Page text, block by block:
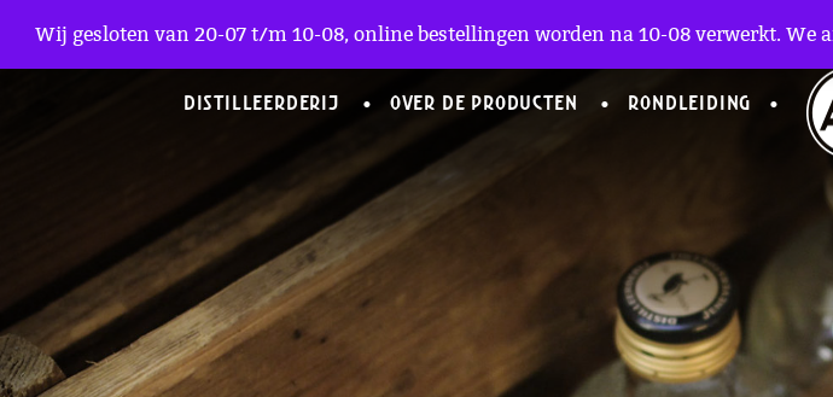
DISTILLEERDERIJ OVER DE PRODUCTEN RONDLEIDING
Wij gesloten van 20-07 t/m 10-08, online bestellingen worden na 10-08 verwerkt. We